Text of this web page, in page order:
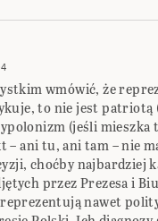
wmówić, że
to nie jest patriotą
(jeśli mieszka
– ani tu, ani tam – nie
choćby najbardziej
przez Prezesa i
reprezentują nawet